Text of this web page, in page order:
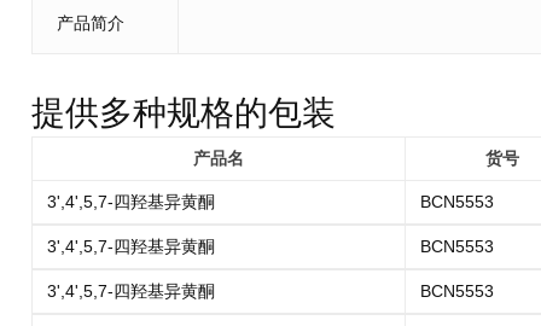
产品简介
提供多种规格的包装
产品名 货号
3',4',5,7-四羟基异黄酮 BCN5553
3',4',5,7-四羟基异黄酮 BCN5553
3',4',5,7-四羟基异黄酮 BCN5553